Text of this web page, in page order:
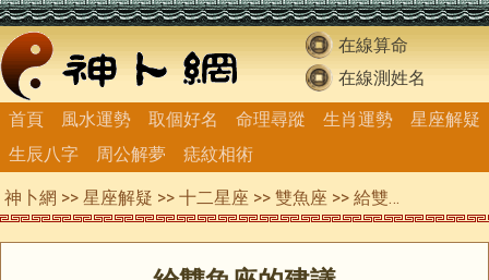
在線算命
在線測姓名
首頁
風水運勢 取個好名 命理尋蹤 生肖運勢
星座解疑
生辰八字
周公解夢 痣紋相術
神卜網 >> 星座解疑 >> 十二星座 >> 雙魚座 >> 給雙魚座的建議